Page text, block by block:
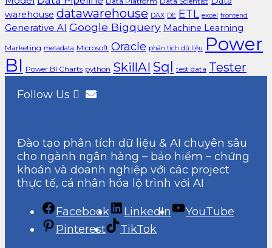
warehouse datawarehouse DAX DE ETL excel frontend
Generative AI Google Bigquery Machine Learning
Marketing metadata Microsoft Oracle phân tích dữ liệu
Power
BI Power BI Charts python SkillAI Sql test data Tester
Follow Us
Đào tạo phân tích dữ liệu & AI chuyên sâu
cho ngành ngân hàng – bảo hiểm – chứng
khoán và doanh nghiệp với các project
thực tế, cá nhân hóa lộ trình với AI
Facebook LinkedIn
YouTube
Pinterest
TikTok